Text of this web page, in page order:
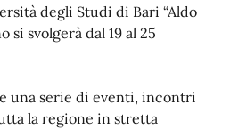
degli Studi di Bari “Aldo
si svolgerà dal 19 al 25
una serie di eventi, incontri
la regione in stretta